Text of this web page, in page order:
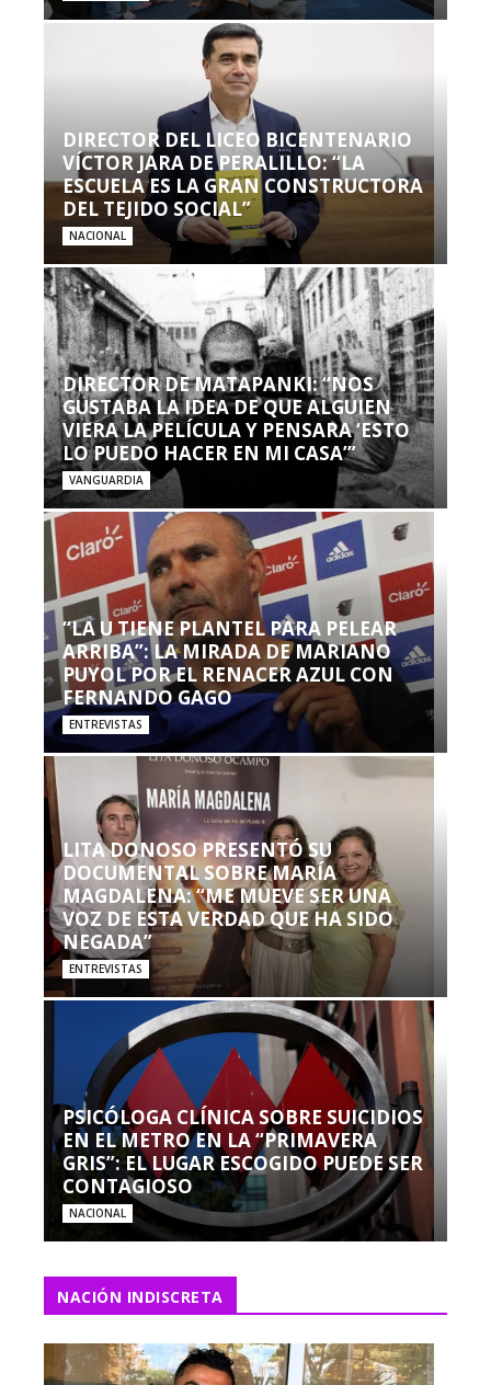
DIRECTOR DEL LICEO BICENTENARIO
VÍCTOR JARA DE PERALILLO: “LA
ESCUELA ES LA GRAN CONSTRUCTORA
DEL TEJIDO SOCIAL”
NACIONAL
DIRECTOR DE MATAPANKI: “NOS
GUSTABA LA IDEA DE QUE ALGUIEN
VIERA LA PELÍCULA Y PENSARA ‘ESTO
LO PUEDO HACER EN MI CASA’”
VANGUARDIA
“LA U TIENE PLANTEL PARA PELEAR
ARRIBA”: LA MIRADA DE MARIANO
PUYOL POR EL RENACER AZUL CON
FERNANDO GAGO
ENTREVISTAS
LITA DONOSO PRESENTÓ SU
DOCUMENTAL SOBRE MARÍA
MAGDALENA: “ME MUEVE SER UNA
VOZ DE ESTA VERDAD QUE HA SIDO
NEGADA”
ENTREVISTAS
PSICÓLOGA CLÍNICA SOBRE SUICIDIOS
EN EL METRO EN LA “PRIMAVERA
GRIS”: EL LUGAR ESCOGIDO PUEDE SER
CONTAGIOSO
NACIONAL
NACIÓN INDISCRETA